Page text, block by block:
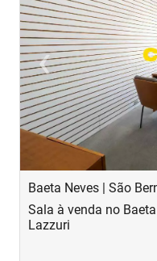
‹Previous
Baeta Neves | São
Sala à venda no
Lazzuri